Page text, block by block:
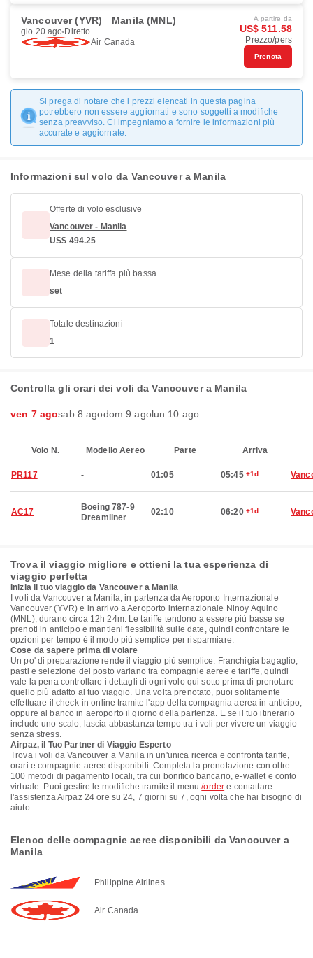
Vancouver (YVR) Manila (MNL)
gio 20 ago Diretto
Air Canada
A partire da
US$ 511.58
Prezzo/pers
Prenota
Si prega di notare che i prezzi elencati in questa pagina
potrebbero non essere aggiornati e sono soggetti a modifiche
senza preavviso. Ci impegniamo a fornire le informazioni più
accurate e aggiornate.
Informazioni sul volo da Vancouver a Manila
Offerte di volo esclusive
Vancouver - Manila
US$ 494.25
Mese della tariffa più bassa
set
Totale destinazioni
1
Controlla gli orari dei voli da Vancouver a Manila
ven 7 agosab 8 agodom 9 agolun 10 ago
Volo N. Modello Aereo Parte Arriva
PR117 - 01:05 05:45 +1d
AC17
Boeing 787-9
Dreamliner
02:10 06:20 +1d
Trova il viaggio migliore e ottieni la tua esperienza di
viaggio perfetta
Inizia il tuo viaggio da Vancouver a Manila
I voli da Vancouver a Manila, in partenza da Aeroporto Internazionale
Vancouver (YVR) e in arrivo a Aeroporto internazionale Ninoy Aquino
(MNL), durano circa 12h 24m. Le tariffe tendono a essere più basse se
prenoti in anticipo e mantieni flessibilità sulle date, quindi confrontare le
opzioni per tempo è il modo più semplice per risparmiare.
Cose da sapere prima di volare
Un po' di preparazione rende il viaggio più semplice. Franchigia bagaglio,
pasti e selezione del posto variano tra compagnie aeree e tariffe, quindi
vale la pena controllare i dettagli di ogni volo qui sotto prima di prenotare
quello più adatto al tuo viaggio. Una volta prenotato, puoi solitamente
effettuare il check-in online tramite l'app della compagnia aerea in anticipo,
oppure al banco in aeroporto il giorno della partenza. E se il tuo itinerario
include uno scalo, lascia abbastanza tempo tra i voli per vivere un viaggio
senza stress.
Airpaz, il Tuo Partner di Viaggio Esperto
Trova i voli da Vancouver a Manila in un'unica ricerca e confronta tariffe,
orari e compagnie aeree disponibili. Completa la prenotazione con oltre
100 metodi di pagamento locali, tra cui bonifico bancario, e-wallet e conto
virtuale. Puoi gestire le modifiche tramite il menu/order e contattare
l'assistenza Airpaz 24 ore su 24, 7 giorni su 7, ogni volta che hai bisogno di
aiuto.
Elenco delle compagnie aeree disponibili da Vancouver a
Manila
Philippine Airlines
Air Canada